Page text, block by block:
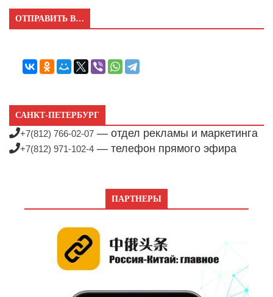
ОТПРАВИТЬ В…
САНКТ-ПЕТЕРБУРГ
+7(812) 766-02-07 — отдел рекламы и маркетинга
+7(812) 971-102-4 — телефон прямого эфира
ПАРТНЕРЫ